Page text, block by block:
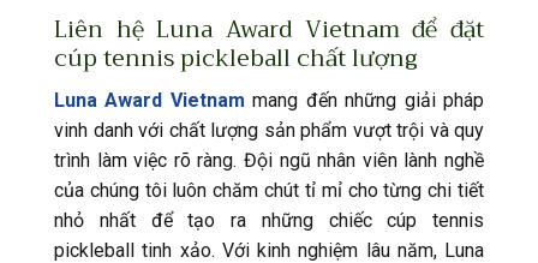
Liên hệ Luna Award Vietnam để đặt
cúp tennis pickleball chất lượng
Luna Award Vietnam mang đến những giải pháp
vinh danh với chất lượng sản phẩm vượt trội và quy
trình làm việc rõ ràng. Đội ngũ nhân viên lành nghề
của chúng tôi luôn chăm chút tỉ mỉ cho từng chi tiết
nhỏ nhất để tạo ra những chiếc cúp tennis
pickleball tinh xảo. Với kinh nghiệm lâu năm, Luna